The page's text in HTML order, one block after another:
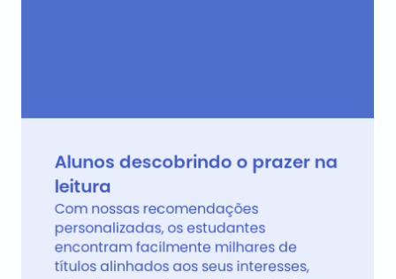
Alunos descobrindo o prazer na
leitura
Com nossas recomendações
personalizadas, os estudantes
encontram facilmente milhares de
títulos alinhados aos seus interesses,